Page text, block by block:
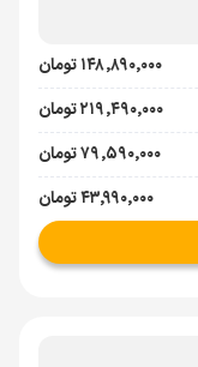
۱۴۸٬۸۹۰٬۰۰۰ تومان
۲۱۹٬۴۹۰٬۰۰۰ تومان
۷۹٬۵۹۰٬۰۰۰ تومان
۴۳٬۹۹۰٬۰۰۰ تومان